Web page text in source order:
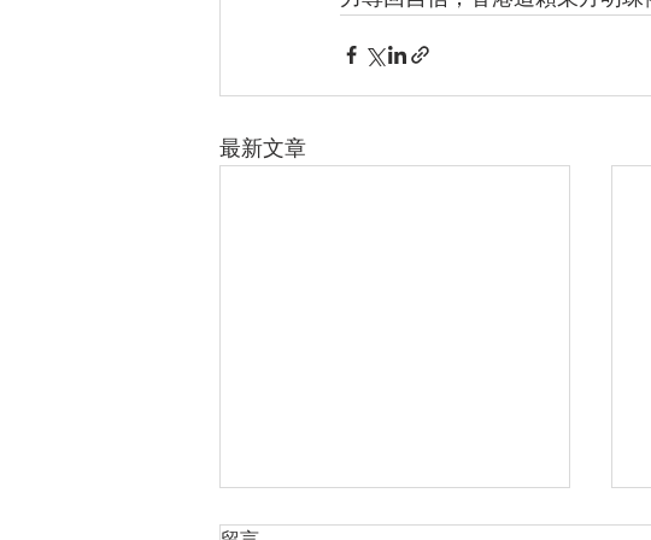
最新文章